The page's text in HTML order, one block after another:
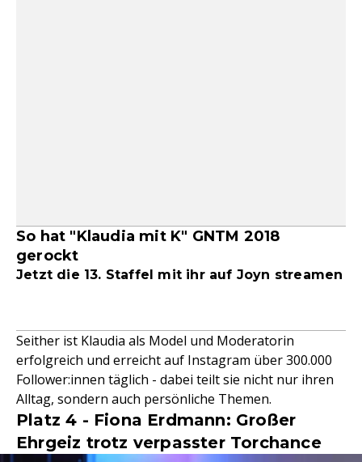
So hat "Klaudia mit K" GNTM 2018
gerockt
Jetzt die 13. Staffel mit ihr auf Joyn streamen
Seither ist Klaudia als Model und Moderatorin
erfolgreich und erreicht auf Instagram über 300.000
Follower:innen täglich - dabei teilt sie nicht nur ihren
Alltag, sondern auch persönliche Themen.
Platz 4 - Fiona Erdmann: Großer
Ehrgeiz trotz verpasster Torchance